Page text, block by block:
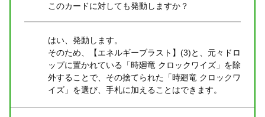
このカードに対しても発動しますか？
はい、発動します。
そのため、【エネルギーブラスト】(3)と、元々ドロ
ップに置かれている「時廻竜 クロックワイズ」を除
外することで、その捨てられた「時廻竜 クロックワ
イズ」を選び、手札に加えることはできます。